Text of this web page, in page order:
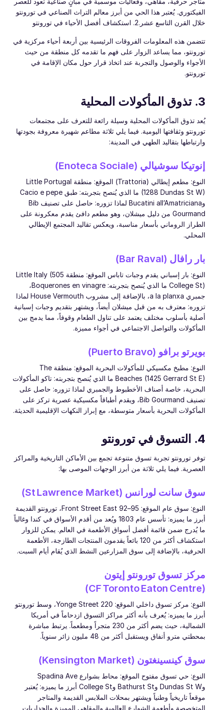
الفيكتوري. يُعتبر هذا الحي من أبرز معالم التراث الصناعي في تورونتو
خلال القرن التاسع عشر.2. استكشاف أفضل الأحياء في تورونتو
تتضمن هذه المعلومات الفروقات الرئيسية بين أربعة أحياء مركزية في
تورونتو، مما يساعد الزوار على فهم ما تقدمه كل منطقة من حيث
الأجواء والوصول والتجربة عند اتخاذ قرار حول مكان الإقامة في
تورونتو.
3. تذوق المأكولات المحلية
يُعد تذوق المأكولات المحلية وسيلة رائعة للتعرف على مجتمعات
تورونتو وثقافتها اليومية. فيما يلي ثلاثة مطاعم شهيرة معروفة بجودتها
وارتباطها بتقاليد الطهي في المدينة:
إنوتيكا سوشيالي (Enoteca Sociale)
النوع: مطعم إيطالي (Trattoria) الموقع: منطقة Little Portugal
(1288 Dundas St W) ما الذي يُنصح بتجربته: طبق Cacio e pepe
وBucatini all’Amatriciana لماذا تزوره: حاصل على تصنيف Bib
Gourmand من دليل ميشلان، وهو مطعم دافئ يقدم معكرونة على
الطراز الروماني بأسعار مناسبة، ويعكس تقاليد المجتمع الإيطالي
المحلي.
بار رافال (Bar Raval)
النوع: بار إسباني يقدم وجبات تاباس الموقع: منطقة Little Italy (505
College St) ما الذي يُنصح بتجربته: Boquerones en vinagre،
جمبري a la planxa، بالإضافة إلى مشروب House Vermouth لماذا
تزوره: معترف به من قبل ميشلان أيضاً، ويشتهر بتقديم وجبات إسبانية
أصلية بأسلوب مختلف يعتمد على تناول الطعام وقوفاً، مما يدمج بين
المأكولات والتواصل الاجتماعي في أجواء مميزة.
بويرتو برافو (Puerto Bravo)
النوع: مطبخ مكسيكي للمأكولات البحرية الموقع: منطقة The
Beaches (1425 Gerrard St E) ما الذي يُنصح بتجربته: تاكو المأكولات
البحرية، خاصة أصناف الأخطبوط والجمبري لماذا تزوره: حاصل على
تصنيف Bib Gourmand، ويقدم أطباقاً مكسيكية عصرية تركز على
المأكولات البحرية بأسعار متوسطة، مع إبراز النكهات الإقليمية الحديثة.
4. التسوق في تورونتو
توفر تورونتو تجربة تسوق متنوعة تجمع بين الأماكن التاريخية والمراكز
العصرية. فيما يلي ثلاثة من أبرز الوجهات الموصى بها:
سوق سانت لورانس (St Lawrence Market)
النوع: سوق عام الموقع: 95–92 Front Street East، تورونتو القديمة
أبرز ما يميزه: تأسس عام 1803 ويُعد من أقدم الأسواق في كندا وغالباً
ما يُدرج ضمن قائمة أفضل أسواق الأطعمة في العالم. يمكن للزوار
استكشاف أكثر من 120 بائعاً يقدمون المنتجات الطازجة، الأطعمة
الحرفية، بالإضافة إلى سوق المزارعين النشط الذي يُقام أيام السبت.
مركز تسوق تورونتو إيتون
(CF Toronto Eaton Centre)
النوع: مركز تسوق داخلي الموقع: 220 Yonge Street، وسط تورونتو
أبرز ما يميزه: يُعرف بأنه أكثر مراكز التسوق ازدحاماً في أمريكا
الشمالية، حيث يضم أكثر من 230 متجراً ومطعماً. يرتبط مباشرة
بمحطتي مترو أنفاق ويستقبل أكثر من 48 مليون زائر سنوياً.
سوق كينسينغتون (Kensington Market)
النوع: حي تسوق مفتوح الموقع: محاط بشوارع Spadina Ave
وDundas St W وBathurst St وCollege St أبرز ما يميزه: يُعتبر
موقعاً تاريخياً وطنياً ويشتهر بمحلات الملابس القديمة والمتاجر
المتخصصة وأطعمة الشوارع العالمية والمقاهي المميزة والجداريات